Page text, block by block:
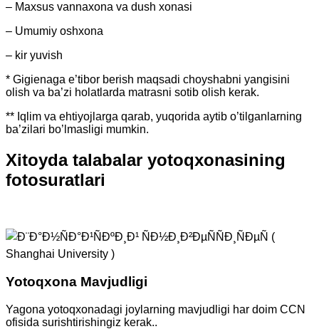
– Maxsus vannaxona va dush xonasi
– Umumiy oshxona
– kir yuvish
* Gigienaga e’tibor berish maqsadi choyshabni yangisini
olish va ba’zi holatlarda matrasni sotib olish kerak.
** Iqlim va ehtiyojlarga qarab, yuqorida aytib o’tilganlarning
ba’zilari bo’lmasligi mumkin.
Xitoyda talabalar yotoqxonasining
fotosuratlari
Yotoqxona Mavjudligi
Yagona yotoqxonadagi joylarning mavjudligi har doim CCN
ofisida surishtirishingiz kerak..